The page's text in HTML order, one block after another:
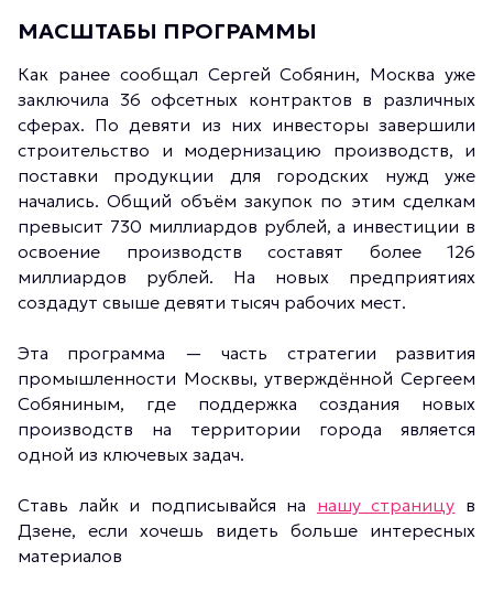
МАСШТАБЫ ПРОГРАММЫ
Как ранее сообщал Сергей Собянин, Москва уже
заключила 36 офсетных контрактов в различных
сферах. По девяти из них инвесторы завершили
строительство и модернизацию производств, и
поставки продукции для городских нужд уже
начались. Общий объём закупок по этим сделкам
превысит 730 миллиардов рублей, а инвестиции в
освоение производств составят более 126
миллиардов рублей. На новых предприятиях
создадут свыше девяти тысяч рабочих мест.
Эта программа — часть стратегии развития
промышленности Москвы, утверждённой Сергеем
Собяниным, где поддержка создания новых
производств на территории города является
одной из ключевых задач.
Ставь лайк и подписывайся на нашу страницу в
Дзене, если хочешь видеть больше интересных
материалов